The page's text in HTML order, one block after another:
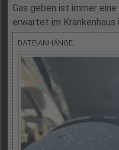
Gas geben ist immer
erwartet im Krankenhaus
DATEIANHÄNGE